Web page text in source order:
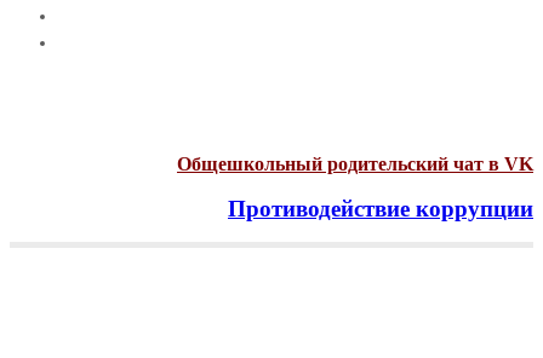
Общешкольный родительский чат в VK
Противодействие коррупции